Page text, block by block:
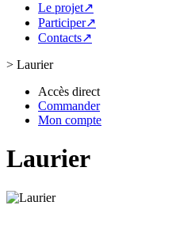
Le projet↗
Participer↗
Contacts↗
> Laurier
Accès direct
Commander
Mon compte
Laurier